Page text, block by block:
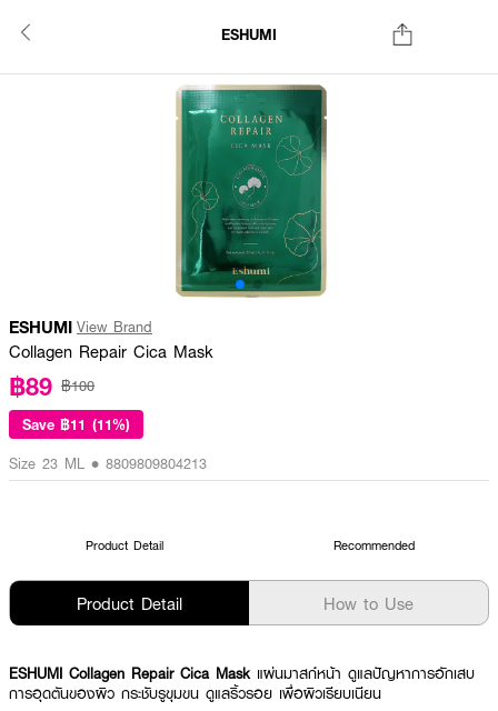
ESHUMI
ESHUMI View Brand
Collagen Repair Cica Mask
฿89 ฿100
Save ฿11 (11%)
Size 23 ML • 8809809804213
Product Detail Recommended
Product Detail How to Use
ESHUMI Collagen Repair Cica Mask แผ่นมาสก์หน้า ดูแลปัญหาการอักเสบ
การอุดตันของผิว กระชับรูขุมขน ดูแลริ้วรอย เพื่อผิวเรียบเนียน